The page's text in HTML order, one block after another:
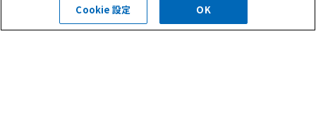
受付時間 平日 8:30～18:00
Cookie 設定 OK